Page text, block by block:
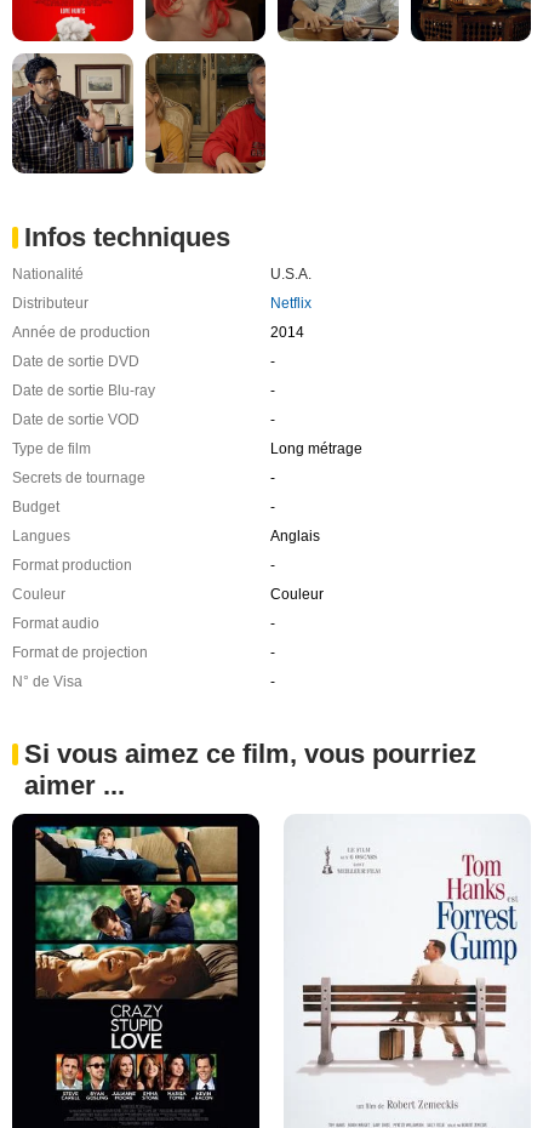
Infos techniques
Nationalité
U.S.A.
Distributeur
Netflix
Année de production
2014
Date de sortie DVD
-
Date de sortie Blu-ray
-
Date de sortie VOD
-
Type de film
Long métrage
Secrets de tournage
-
Budget
-
Langues
Anglais
Format production
-
Couleur
Couleur
Format audio
-
Format de projection
-
N° de Visa
-
Si vous aimez ce film, vous pourriez
aimer ...